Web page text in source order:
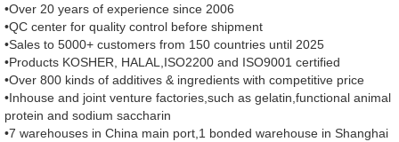
•Over 20 years of experience since 2006
•QC center for quality control before shipment
•Sales to 5000+ customers from 150 countries until 2025
•Products KOSHER, HALAL,ISO2200 and ISO9001 certified
•Over 800 kinds of additives & ingredients with competitive price
•Inhouse and joint venture factories,such as gelatin,functional animal
protein and sodium saccharin
•7 warehouses in China main port,1 bonded warehouse in Shanghai